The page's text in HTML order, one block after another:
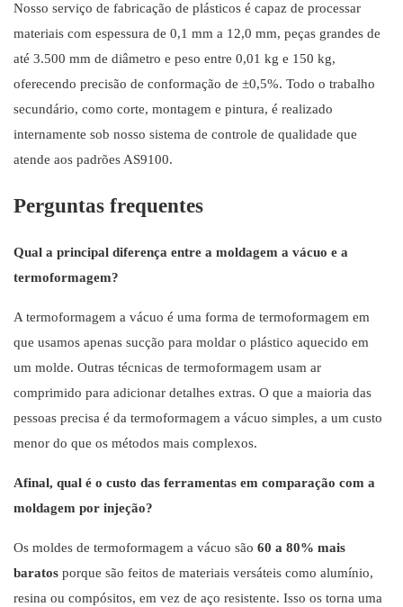
Nosso serviço de fabricação de plásticos é capaz de processar
materiais com espessura de 0,1 mm a 12,0 mm, peças grandes de
até 3.500 mm de diâmetro e peso entre 0,01 kg e 150 kg,
oferecendo precisão de conformação de ±0,5%. Todo o trabalho
secundário, como corte, montagem e pintura, é realizado
internamente sob nosso sistema de controle de qualidade que
atende aos padrões AS9100.
Perguntas frequentes
Qual a principal diferença entre a moldagem a vácuo e a
termoformagem?
A termoformagem a vácuo é uma forma de termoformagem em
que usamos apenas sucção para moldar o plástico aquecido em
um molde. Outras técnicas de termoformagem usam ar
comprimido para adicionar detalhes extras. O que a maioria das
pessoas precisa é da termoformagem a vácuo simples, a um custo
menor do que os métodos mais complexos.
Afinal, qual é o custo das ferramentas em comparação com a
moldagem por injeção?
Os moldes de termoformagem a vácuo são 60 a 80% mais
baratos porque são feitos de materiais versáteis como alumínio,
resina ou compósitos, em vez de aço resistente. Isso os torna uma